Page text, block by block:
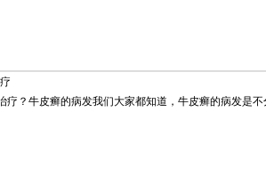
？牛皮癣的病发我们大家都知道，牛皮癣的病发是不